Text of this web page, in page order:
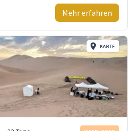
Mehr erfahren
KARTE